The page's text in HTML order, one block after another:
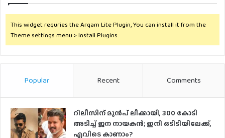
This widget requries the Arqam Lite Plugin, You can install it from the
Theme settings menu > Install Plugins.
Popular Recent Comments
റിലീസിന് മുൻപ് ലീക്കായി, 300 കോടി
അടിച്ച് ജന നായകൻ; ഇനി ഒടിടിയിലേക്ക്,
എവിടെ കാണാം?